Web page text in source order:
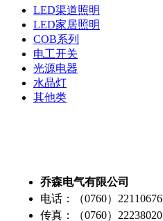
LED渠道照明
LED家居照明
COB系列
电工开关
光源电器
水晶灯
其他类
乔森电气有限公司
电话：（0760）22110676
传真：（0760）22238020